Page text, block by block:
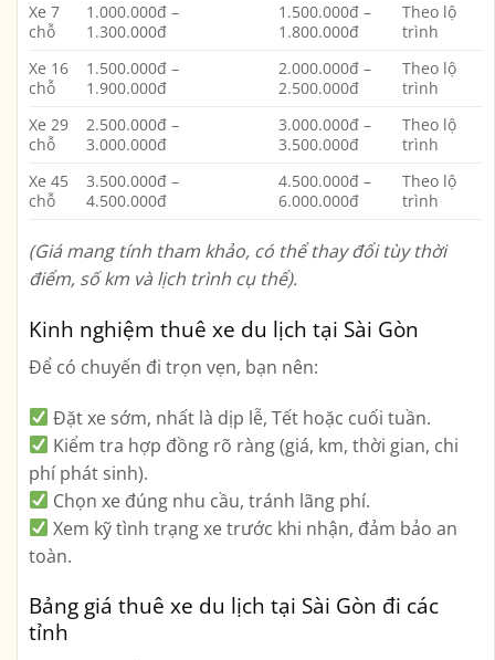
Xe 7
chỗ
1.000.000đ –
1.300.000đ
1.500.000đ –
1.800.000đ
Theo lộ
trình
Xe 16
chỗ
1.500.000đ –
1.900.000đ
2.000.000đ –
2.500.000đ
Theo lộ
trình
Xe 29
chỗ
2.500.000đ –
3.000.000đ
3.000.000đ –
3.500.000đ
Theo lộ
trình
Xe 45
chỗ
3.500.000đ –
4.500.000đ
4.500.000đ –
6.000.000đ
Theo lộ
trình
(Giá mang tính tham khảo, có thể thay đổi tùy thời
điểm, số km và lịch trình cụ thể).
Kinh nghiệm thuê xe du lịch tại Sài Gòn
Để có chuyến đi trọn vẹn, bạn nên:
Đặt xe sớm, nhất là dịp lễ, Tết hoặc cuối tuần.
Kiểm tra hợp đồng rõ ràng(giá, km, thời gian, chi
phí phát sinh).
Chọn xe đúng nhu cầu, tránh lãng phí.
Xem kỹ tình trạng xe trước khi nhận, đảm bảo an
toàn.
Bảng giá thuê xe du lịch tại Sài Gòn đi các
tỉnh